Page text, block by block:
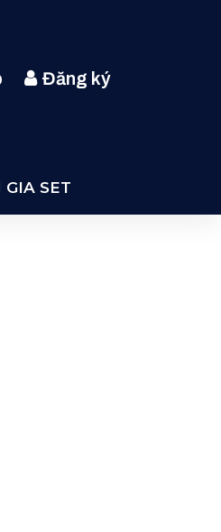
Đăng ký
GIA SET